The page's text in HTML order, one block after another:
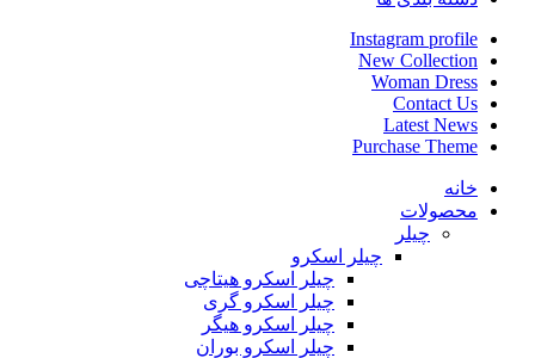
Instagram profile
New Collection
Woman Dress
Contact Us
Latest News
Purchase Theme
خانه
محصولات
چیلر
چیلر اسکرو
چیلر اسکرو هیتاچی
چیلر اسکرو گری
چیلر اسکرو هیگر
چیلر اسکرو بوران